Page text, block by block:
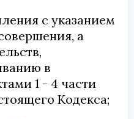
с указанием
а
в
1 - 4 части
Кодекса;